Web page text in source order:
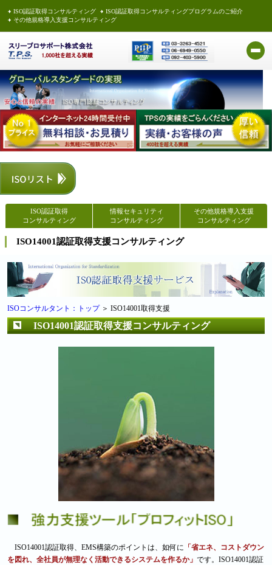
ISO認証取得コンサルティング
ISO認証取得コンサルティングプログラムのご紹介
その他規格導入支援コンサルティング
ISO認証取得
コンサルティング
情報セキュリティ
コンサルティング
その他規格導入支援
コンサルティング
ISO14001認証取得支援コンサルティング
ISOコンサルタント：トップ＞ ISO14001取得支援
ISO14001認証取得支援コンサルティング
ISO14001認証取得、EMS構築のポイントは、如何に 「省エネ、コストダウン
を図れ、全社員が無理なく活動できるシステムを作るか」 です。ISO14001認証